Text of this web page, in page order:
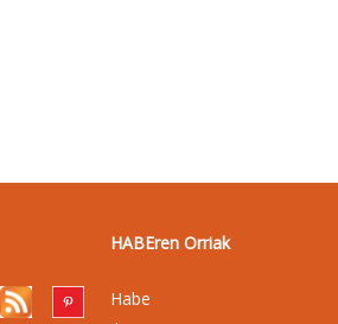
HABEren Orriak
Habe